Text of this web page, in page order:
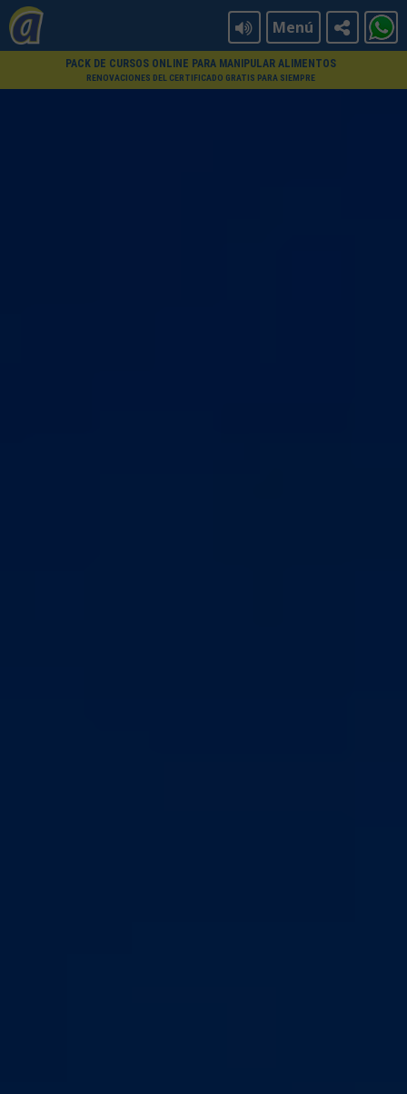
Menú
PACK DE CURSOS ONLINE PARA MANIPULAR ALIMENTOS
RENOVACIONES DEL CERTIFICADO GRATIS PARA SIEMPRE